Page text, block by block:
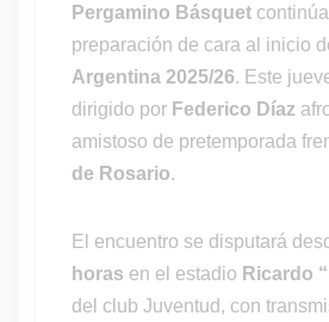
Pergamino Básquet
preparación de cara al inicio
Argentina 2025/26. Este
dirigido por Federico Díaz
amistoso de pretemporada
de Rosario.
El encuentro se disputará
horas en el estadio Ricardo
del club Juventud, con